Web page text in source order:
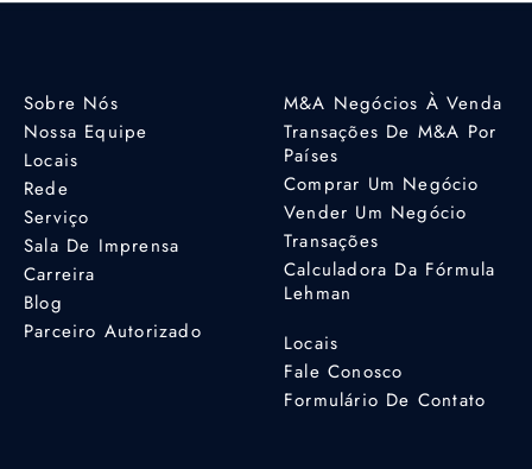
Sobre Nós
Nossa Equipe
Locais
Rede
Serviço
Sala De Imprensa
Carreira
Blog
Parceiro Autorizado
M&A Negócios À Venda
Transações De M&A Por
Países
Comprar Um Negócio
Vender Um Negócio
Transações
Calculadora Da Fórmula
Lehman
Locais
Fale Conosco
Formulário De Contato